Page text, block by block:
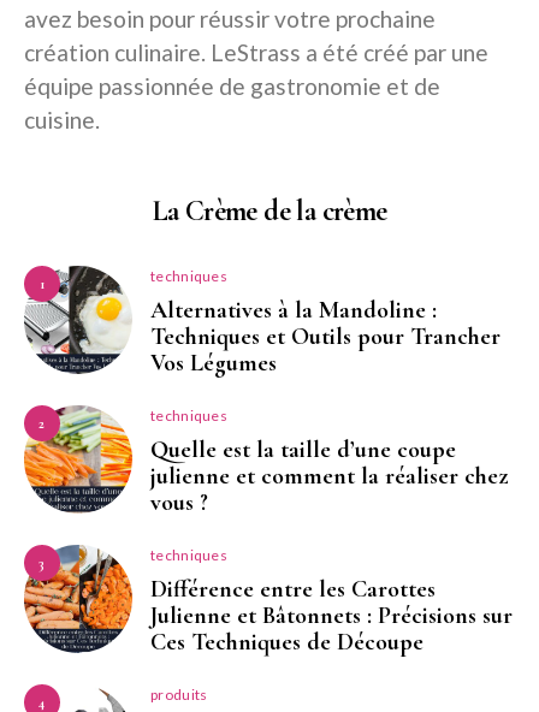
avez besoin pour réussir votre prochaine
création culinaire. LeStrass a été créé par une
équipe passionnée de gastronomie et de
cuisine.
La Crème de la crème
1 techniques
Alternatives à la Mandoline :
Techniques et Outils pour Trancher
Vos Légumes
2 techniques
Quelle est la taille d’une coupe
julienne et comment la réaliser chez
vous ?
3 techniques
Différence entre les Carottes
Julienne et Bâtonnets : Précisions sur
Ces Techniques de Découpe
4 produits